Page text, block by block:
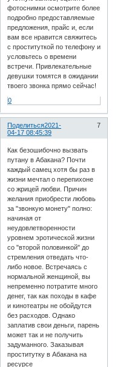
фотоснимки осмотрите более
подробно предоставляемые
предложения, прайс и, если
вам все нравится свяжитесь
с проституткой по телефону и
условьтесь о времени
встречи. Привлекательные
девушки томятся в ожидании
твоего звонка прямо сейчас!
0
Поделиться 7
2021-
04-17 08:45:39
Как безошибочно вызвать
путану в Абакана? Почти
каждый самец хотя бы раз в
жизни мечтал о перепихоне
со жрицей любви. Причин
желания приобрести любовь
за "звонкую монету" полно:
начиная от
неудовлетворенности
уровнем эротической жизни
со "второй половинкой" до
стремления отведать что-
либо новое. Встречаясь с
нормальной женщиной, вы
непременно потратите много
денег, так как походы в кафе
и кинотеатры не обойдутся
без расходов. Однако
заплатив свои деньги, парень
может так и не получить
задуманного. Заказывая
проститутку в Абакана на
ресурсе